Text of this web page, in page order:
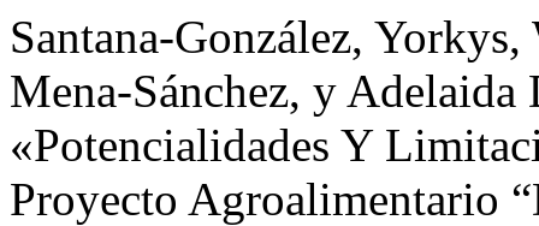
Santana-González,
Mena-Sánchez, y Adelaida
«Potencialidades Y
Proyecto Agroalimentario